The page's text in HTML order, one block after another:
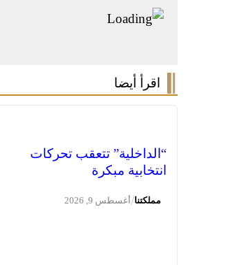
اقرأ أيضا
“الداخلية” تتعقب تحركات
انتخابية مبكرة
مملكتنا/أغسطس 9, 2026